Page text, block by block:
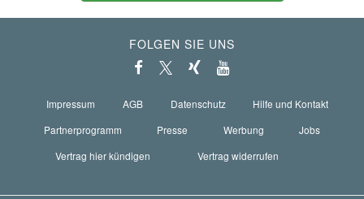
FOLGEN SIE UNS
Impressum AGB Datenschutz
Hilfe und Kontakt
Partnerprogramm
Presse Werbung
Jobs
Vertrag hier kündigen
Vertrag widerrufen